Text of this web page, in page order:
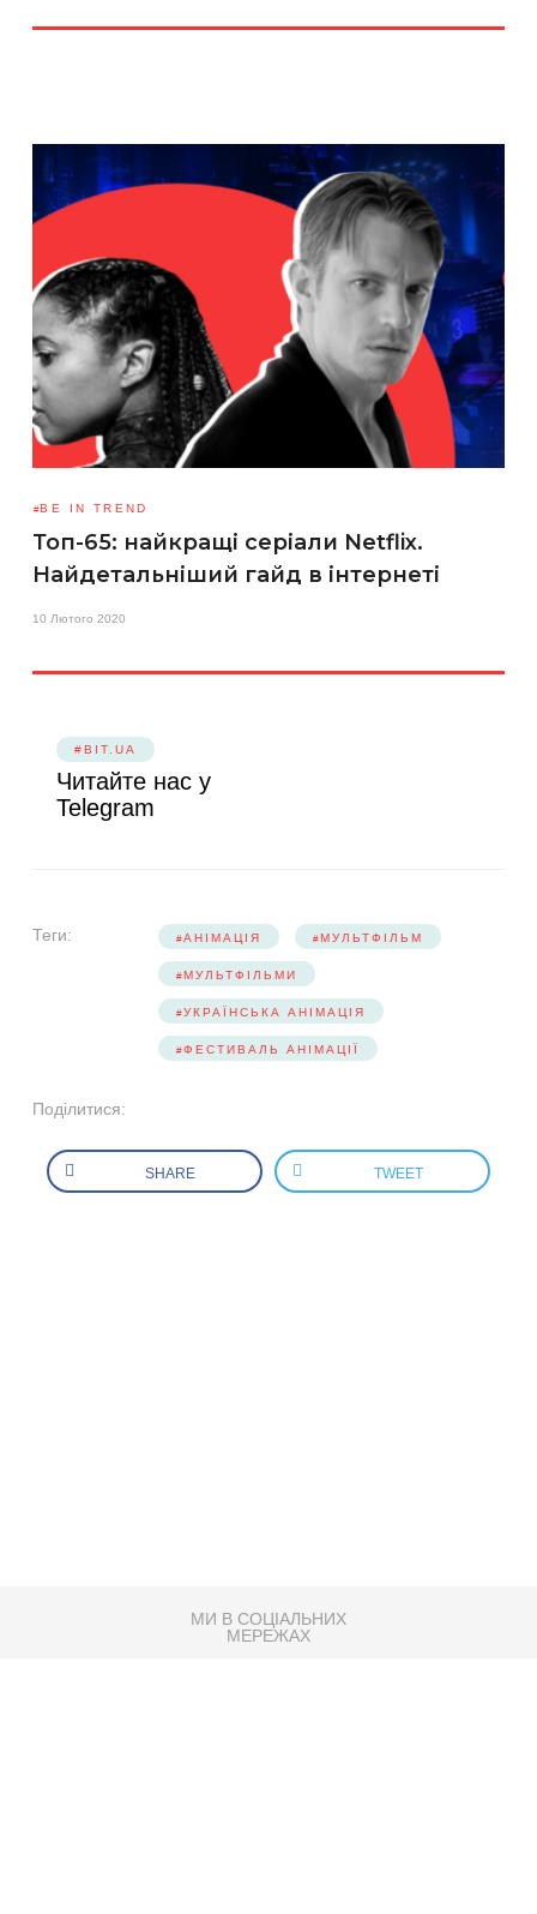
BE IN TREND
Топ-65: найкращі серіали Netflix.
Найдетальніший гайд в інтернеті
10 Лютого 2020
#BIT.UA
Читайте нас у
Telegram
Теги: АНІМАЦІЯ МУЛЬТФІЛЬМ
МУЛЬТФІЛЬМИ
УКРАЇНСЬКА АНІМАЦІЯ
ФЕСТИВАЛЬ АНІМАЦІЇ
Поділитися:
SHARE TWEET
МИ В СОЦІАЛЬНИХ
МЕРЕЖАХ